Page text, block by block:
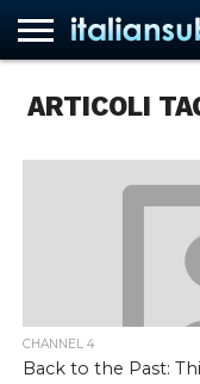
NEWS
ASCOLTI
RECENSIONI
INTERVISTE
CURIOSITÀ
CHI
CONTATTACI
FORUM
ITALIANSUBS
ARTICOLI
CHANNEL 4
Back to the Past: